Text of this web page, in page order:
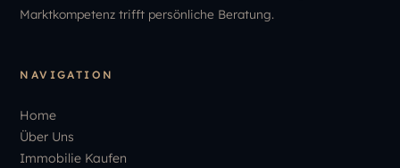
Marktkompetenz trifft persönliche Beratung.
NAVIGATION
Home
Über Uns
Immobilie Kaufen